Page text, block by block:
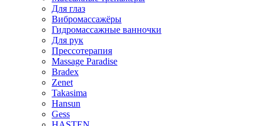
Для глаз
Вибромассажёры
Гидромассажные ванночки
Для рук
Прессотерапия
Massage Paradise
Bradex
Zenet
Takasima
Hansun
Gess